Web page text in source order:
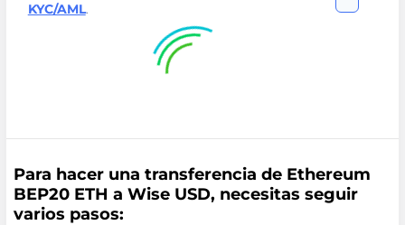
KYC/AML.
Para hacer una transferencia de Ethereum
BEP20 ETH a Wise USD, necesitas seguir
varios pasos: